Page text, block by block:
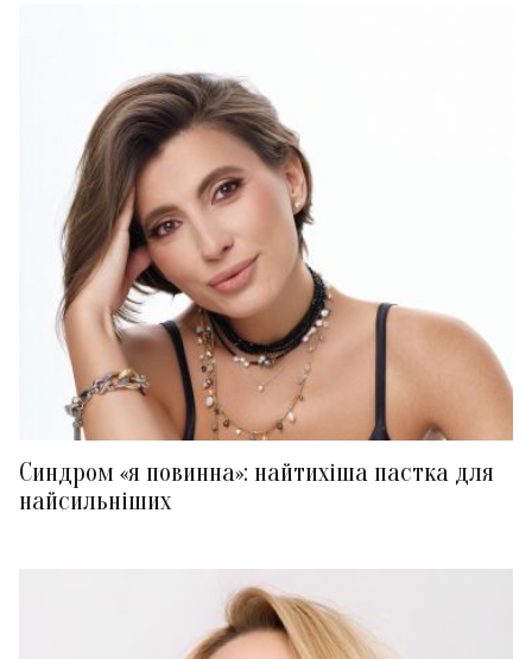
Синдром «я повинна»: найтихіша пастка для
найсильніших